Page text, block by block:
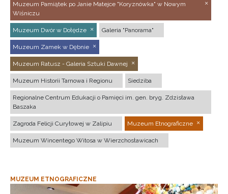
Muzeum Pamiątek po Janie Matejce "Koryznówka" w Nowym
Wiśniczu
Muzeum Dwór w Dołędze Galeria "Panorama"
Muzeum Zamek w Dębnie
Muzeum Ratusz - Galeria Sztuki Dawnej
Muzeum Historii Tarnowa i Regionu Siedziba
Regionalne Centrum Edukacji o Pamięci im. gen. bryg. Zdzisława
Baszaka
Zagroda Felicji Curyłowej w Zalipiu Muzeum Etnograficzne
Muzeum Wincentego Witosa w Wierzchosławicach
MUZEUM ETNOGRAFICZNE